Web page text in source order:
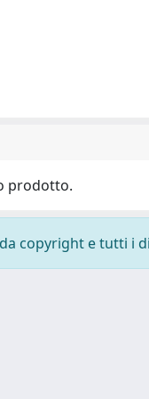
prodotto.
copyright e tutti i